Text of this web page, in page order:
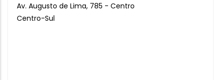
Av. Augusto de Lima, 785 - Centro
Centro-Sul